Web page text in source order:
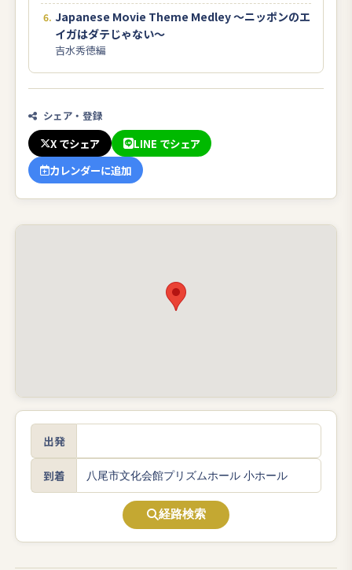
Japanese Movie Theme Medley ～ニッポンのエ
イガはダテじゃない～
吉水秀徳編
シェア・登録
X でシェア
LINE でシェア
カレンダーに追加
出発
到着
経路検索